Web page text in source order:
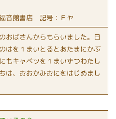
音館書店 記号：Ｅヤ
おばさんからもらいました。日
はを１まいとるとあたまにかぶ
もキャベツを１まいずつわたし
は、おおかみおにをはじめまし